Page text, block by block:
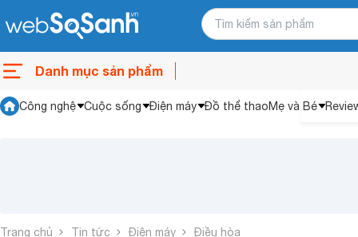
Danh mục sản phẩm
Công nghệ Cuộc sống Điện máy Đồ thể thaoMẹ và Bé
Trang chủ Tin tức Điện máy Điều hòa